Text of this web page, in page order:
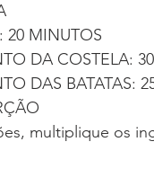
20 MINUTOS
DA COSTELA:
DAS BATATAS:
multiplique os